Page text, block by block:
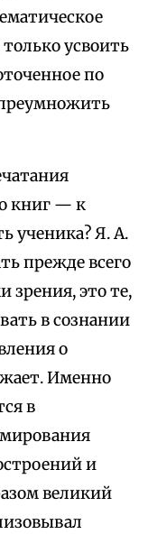
усвоить
по
книг — к
ученика? Я. А.
прежде всего
зрения, это те,
в сознании
о
Именно
в
и
великий